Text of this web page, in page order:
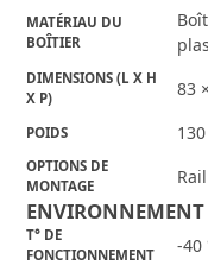
MATÉRIAU DU
BOÎTIER
DIMENSIONS (L X H
X P)
83
POIDS
OPTIONS DE
MONTAGE
ENVIRONNEMENT
T° DE
FONCTIONNEMENT
-40